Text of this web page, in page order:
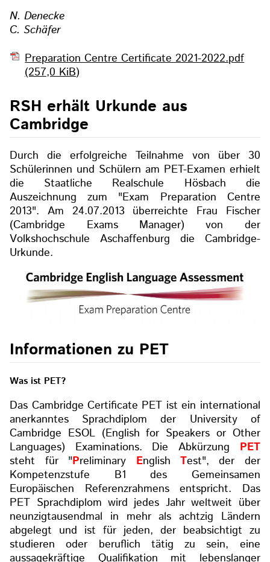
N. Denecke
C. Schäfer
Preparation Centre Certificate 2021-2022.pdf
(257,0 KiB)
RSH erhält Urkunde aus
Cambridge
Durch die erfolgreiche Teilnahme von über 30
Schülerinnen und Schülern am PET-Examen erhielt
die Staatliche Realschule Hösbach die
Auszeichnung zum "Exam Preparation Centre
2013". Am 24.07.2013 überreichte Frau Fischer
(Cambridge Exams Manager) von der
Volkshochschule Aschaffenburg die Cambridge-
Urkunde.
Informationen zu PET
Was ist PET?
Das Cambridge Certificate PET ist ein international
anerkanntes Sprachdiplom der University of
Cambridge ESOL (English for Speakers or Other
Languages) Examinations. Die Abkürzung PET
steht für "Preliminary English Test", der der
Kompetenzstufe B1 des Gemeinsamen
Europäischen Referenzrahmens entspricht. Das
PET Sprachdiplom wird jedes Jahr weltweit über
neunzigtausendmal in mehr als achtzig Ländern
abgelegt und ist für jeden, der beabsichtigt zu
studieren oder beruflich tätig zu sein, eine
aussagekräftige Qualifikation mit lebenslanger